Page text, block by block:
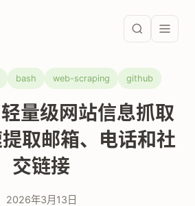
bash web-scraping github
量级网站信息抓取
取邮箱、电话和社
交链接
2026年3月13日